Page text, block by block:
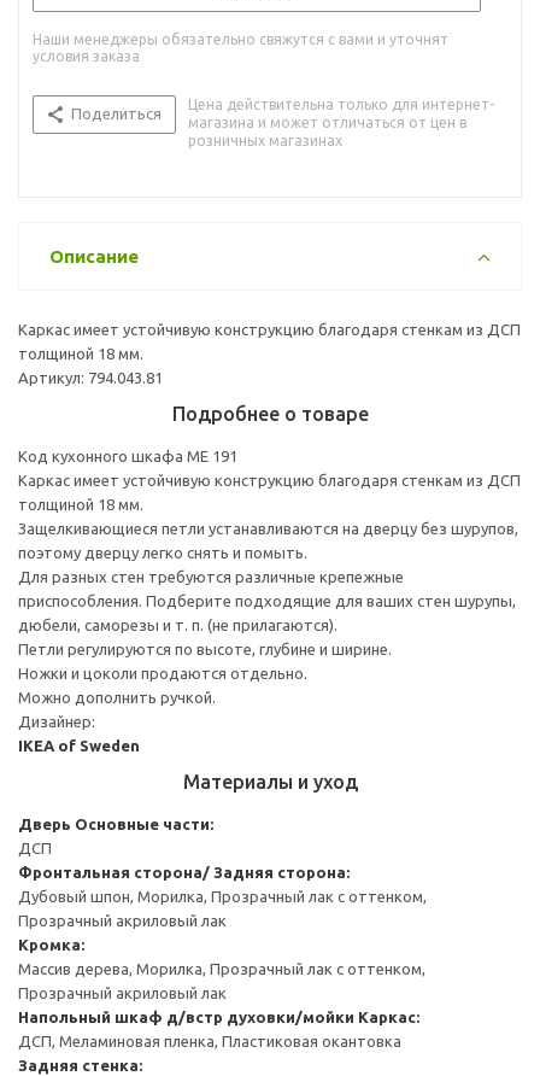
Наши менеджеры обязательно свяжутся с вами и уточнят
условия заказа
Поделиться
Цена действительна только для интернет-
магазина и может отличаться от цен в
розничных магазинах
Описание
Каркас имеет устойчивую конструкцию благодаря стенкам из ДСП
толщиной 18 мм.
Артикул: 794.043.81
Подробнее о товаре
Код кухонного шкафа ME 191
Каркас имеет устойчивую конструкцию благодаря стенкам из ДСП
толщиной 18 мм.
Защелкивающиеся петли устанавливаются на дверцу без шурупов,
поэтому дверцу легко снять и помыть.
Для разных стен требуются различные крепежные
приспособления. Подберите подходящие для ваших стен шурупы,
дюбели, саморезы и т. п. (не прилагаются).
Петли регулируются по высоте, глубине и ширине.
Ножки и цоколи продаются отдельно.
Можно дополнить ручкой.
Дизайнер:
IKEA of Sweden
Материалы и уход
Дверь Основные части:
ДСП
Фронтальная сторона/ Задняя сторона:
Дубовый шпон, Морилка, Прозрачный лак с оттенком,
Прозрачный акриловый лак
Кромка:
Массив дерева, Морилка, Прозрачный лак с оттенком,
Прозрачный акриловый лак
Напольный шкаф д/встр духовки/мойки Каркас:
ДСП, Меламиновая пленка, Пластиковая окантовка
Задняя стенка: